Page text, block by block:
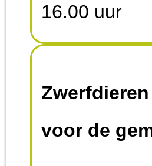
16.00 uur
voor de